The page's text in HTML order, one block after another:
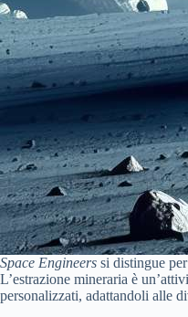
Space Engineers si distingue
L’estrazione mineraria è
personalizzati, adattandoli alle